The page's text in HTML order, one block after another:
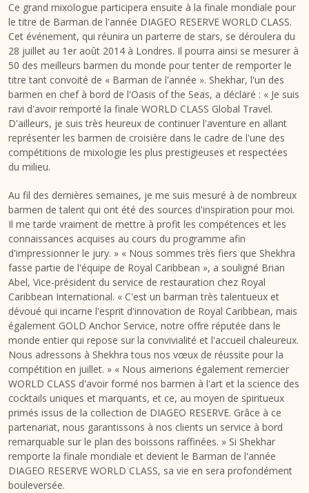
Ce grand mixologue participera ensuite à la finale mondiale pour
le titre de Barman de l'année DIAGEO RESERVE WORLD CLASS.
Cet événement, qui réunira un parterre de stars, se déroulera du
28 juillet au 1er août 2014 à Londres. Il pourra ainsi se mesurer à
50 des meilleurs barmen du monde pour tenter de remporter le
titre tant convoité de « Barman de l'année ». Shekhar, l'un des
barmen en chef à bord de l'Oasis of the Seas, a déclaré : « Je suis
ravi d'avoir remporté la finale WORLD CLASS Global Travel.
D'ailleurs, je suis très heureux de continuer l'aventure en allant
représenter les barmen de croisière dans le cadre de l'une des
compétitions de mixologie les plus prestigieuses et respectées
du milieu.
Au fil des dernières semaines, je me suis mesuré à de nombreux
barmen de talent qui ont été des sources d'inspiration pour moi.
Il me tarde vraiment de mettre à profit les compétences et les
connaissances acquises au cours du programme afin
d'impressionner le jury. » « Nous sommes très fiers que Shekhra
fasse partie de l'équipe de Royal Caribbean », a souligné Brian
Abel, Vice-président du service de restauration chez Royal
Caribbean International. « C'est un barman très talentueux et
dévoué qui incarne l'esprit d'innovation de Royal Caribbean, mais
également GOLD Anchor Service, notre offre réputée dans le
monde entier qui repose sur la convivialité et l'accueil chaleureux.
Nous adressons à Shekhra tous nos vœux de réussite pour la
compétition en juillet. » « Nous aimerions également remercier
WORLD CLASS d'avoir formé nos barmen à l'art et la science des
cocktails uniques et marquants, et ce, au moyen de spiritueux
primés issus de la collection de DIAGEO RESERVE. Grâce à ce
partenariat, nous garantissons à nos clients un service à bord
remarquable sur le plan des boissons raffinées. » Si Shekhar
remporte la finale mondiale et devient le Barman de l'année
DIAGEO RESERVE WORLD CLASS, sa vie en sera profondément
bouleversée.